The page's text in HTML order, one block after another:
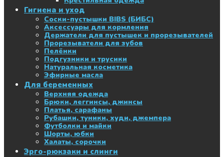
Гигиена и уход
Соски-пустышки BIBS (БИБС)
Аксессуары для кормления
Держатели для пустышек и прорезывателей
Прорезыватели для зубов
Пелёнки
Подгузники и трусики
Натуральная косметика
Эфирные масла
Для беременных
Верхняя одежда
Брюки, леггинсы, джинсы
Платья, сарафаны
Рубашки, туники, худи, джемпера
Футболки и майки
Шорты, юбки
Халаты, сорочки
Эрго-рюкзаки и слинги